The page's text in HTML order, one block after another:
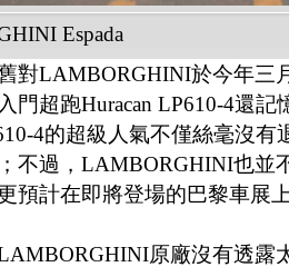
Espada
對LAMBORGHINI於今年三
門超跑Huracan LP610-4還
4的超級人氣不僅絲毫沒
不過，LAMBORGHINI也並
預計在即將登場的巴黎車展
原廠沒有透露